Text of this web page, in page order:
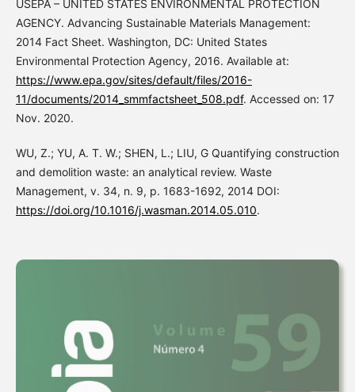
USEPA – UNITED STATES ENVIRONMENTAL PROTECTION
AGENCY. Advancing Sustainable Materials Management:
2014 Fact Sheet. Washington, DC: United States
Environmental Protection Agency, 2016. Available at:
https://www.epa.gov/sites/default/files/2016-
11/documents/2014_smmfactsheet_508.pdf. Accessed on: 17
Nov. 2020.
WU, Z.; YU, A. T. W.; SHEN, L.; LIU, G Quantifying construction
and demolition waste: an analytical review. Waste
Management, v. 34, n. 9, p. 1683-1692, 2014 DOI:
https://doi.org/10.1016/j.wasman.2014.05.010.